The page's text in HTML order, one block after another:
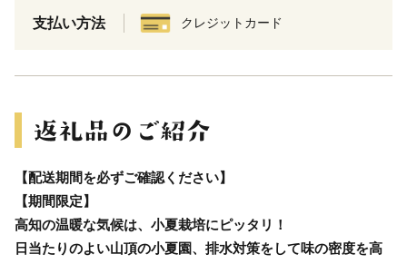
支払い方法 クレジットカード
【配送期間を必ずご確認ください】
【期間限定】
高知の温暖な気候は、小夏栽培にピッタリ！
日当たりのよい山頂の小夏園、排水対策をして味の密度を高